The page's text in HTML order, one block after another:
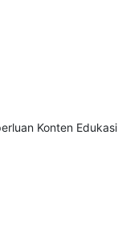
Konten